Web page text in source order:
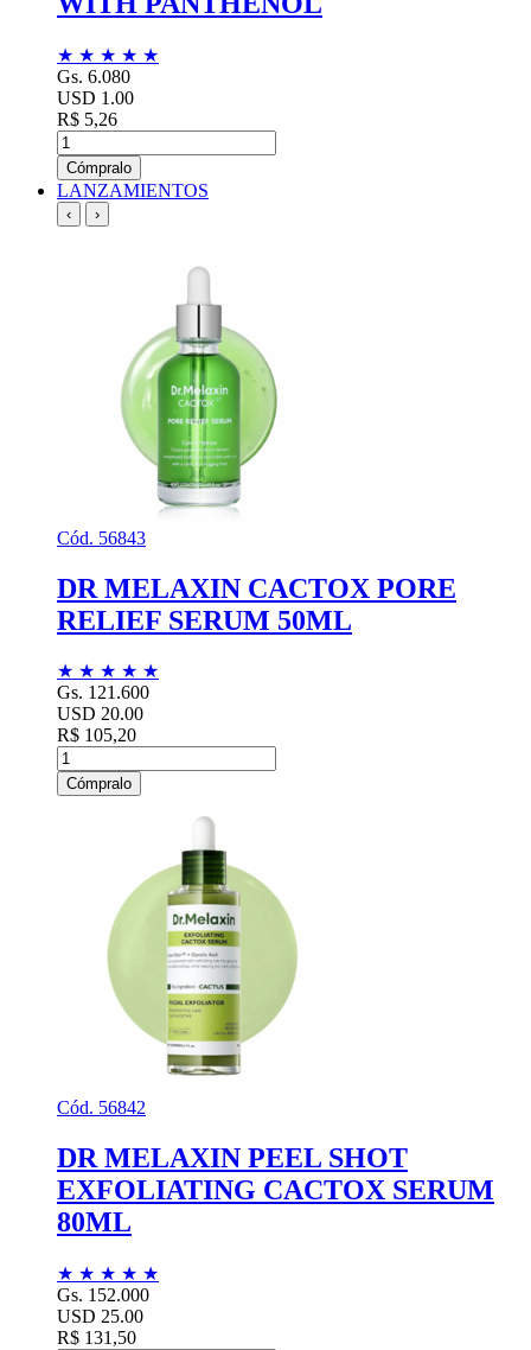
★ ★ ★ ★ ★
Gs. 6.080
USD 1.00
R$ 5,26
Cómpralo
LANZAMIENTOS
‹ ›
Cód. 56843
DR MELAXIN CACTOX PORE
RELIEF SERUM 50ML
★ ★ ★ ★ ★
Gs. 121.600
USD 20.00
R$ 105,20
Cómpralo
Cód. 56842
DR MELAXIN PEEL SHOT
EXFOLIATING CACTOX SERUM
80ML
★ ★ ★ ★ ★
Gs. 152.000
USD 25.00
R$ 131,50